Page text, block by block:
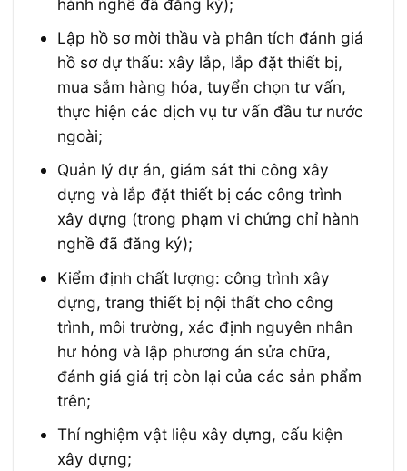
Lập hồ sơ mời thầu và phân tích đánh giá
hồ sơ dự thấu: xây lắp, lắp đặt thiết bị,
mua sắm hàng hóa, tuyển chọn tư vấn,
thực hiện các dịch vụ tư vấn đầu tư nước
ngoài;
Quản lý dự án, giám sát thi công xây
dựng và lắp đặt thiết bị các công trình
xây dựng (trong phạm vi chứng chỉ hành
nghề đã đăng ký);
Kiểm định chất lượng: công trình xây
dựng, trang thiết bị nội thất cho công
trình, môi trường, xác định nguyên nhân
hư hỏng và lập phương án sửa chữa,
đánh giá giá trị còn lại của các sản phẩm
trên;
Thí nghiệm vật liệu xây dựng, cấu kiện
xây dựng;